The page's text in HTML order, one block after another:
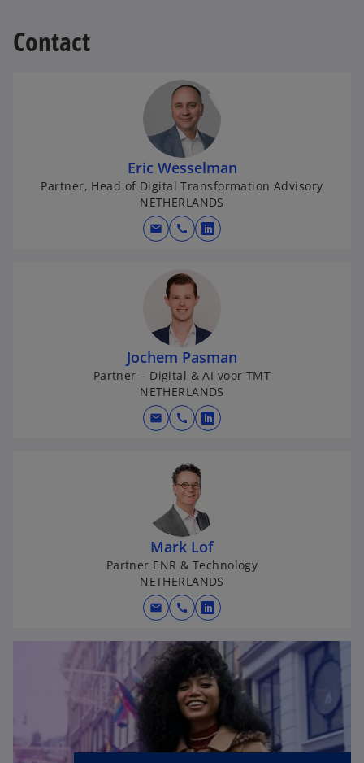
Contact
Eric Wesselman
Partner, Head of Digital Transformation Advisory
NETHERLANDS
mail call
o
i
n
a
n
e
w
Jochem Pasman
Partner – Digital & AI voor TMT
NETHERLANDS
mail call
o
i
n
a
n
e
w
t
a
b
Mark Lof
Partner ENR & Technology
NETHERLANDS
mail call
o
e
n
s
i
n
a